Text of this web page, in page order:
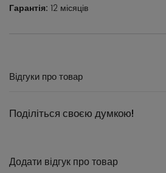
Гарантія: 12 місяців
Відгуки про товар
Поділіться своєю думкою!
Додати відгук про товар